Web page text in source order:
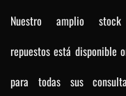
Nuestro amplio
repuestos está disponible
para todas sus